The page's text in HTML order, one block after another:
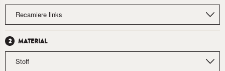
MATERIAL